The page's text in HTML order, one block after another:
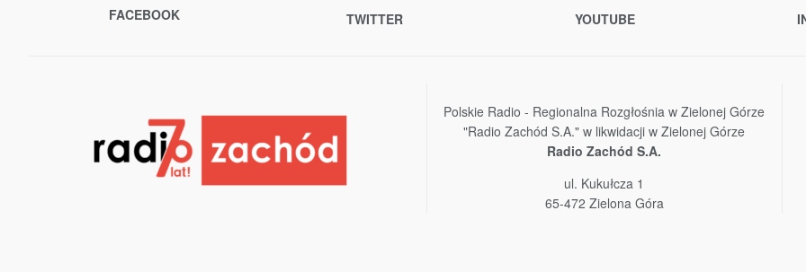
FACEBOOK TWITTER YOUTUBE
Polskie Radio - Regionalna Rozgłośnia w Zielonej Górze
"Radio Zachód S.A." w likwidacji w Zielonej Górze
Radio Zachód S.A.
ul. Kukułcza 1
65-472 Zielona Góra